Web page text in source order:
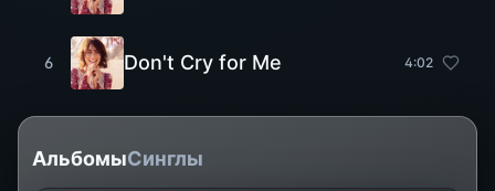
6 Don't Cry for Me 4:02
АльбомыСинглы